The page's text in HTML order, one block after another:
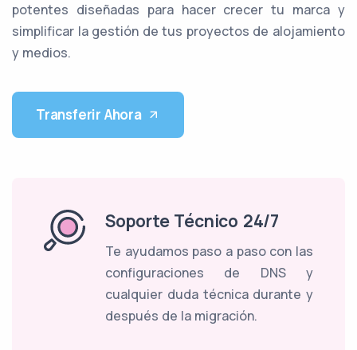
potentes diseñadas para hacer crecer tu marca y
simplificar la gestión de tus proyectos de alojamiento
y medios.
Transferir Ahora
Soporte Técnico 24/7
Te ayudamos paso a paso con las
configuraciones de DNS y
cualquier duda técnica durante y
después de la migración.